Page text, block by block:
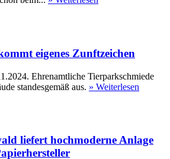
eigenes Zunftzeichen
Ehrenamtliche Tierparkschmiede
standesgemäß aus. » Weiterlesen
liefert hochmoderne Anlage